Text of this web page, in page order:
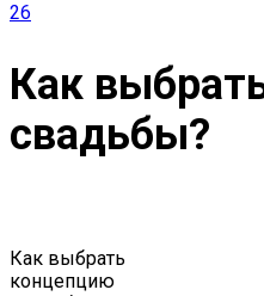
26
Как
свадьбы?
Как выбрать
концепцию